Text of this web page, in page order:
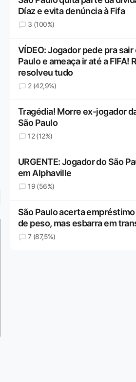
Díaz e evita denúncia à Fifa
3 (100%)
VÍDEO: Jogador pede pra sair
Paulo e ameaça ir até a FIFA!
resolveu tudo
2 (42,9%)
Tragédia! Morre ex-jogador
São Paulo
12 (12%)
URGENTE: Jogador do São
em Alphaville
19 (56%)
São Paulo acerta
de peso, mas esbarra em
7 (87,5%)